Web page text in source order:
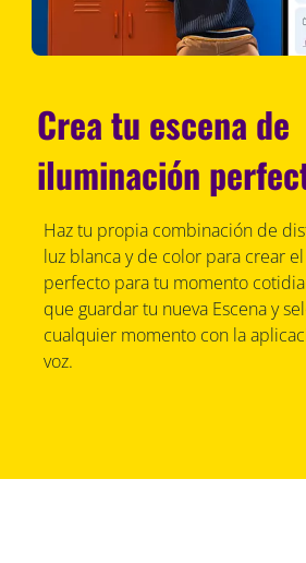
Crea tu escena de
iluminación
Haz tu propia combinación de
luz blanca y de color para crear
perfecto para tu momento
que guardar tu nueva Escena y
cualquier momento con la
voz.